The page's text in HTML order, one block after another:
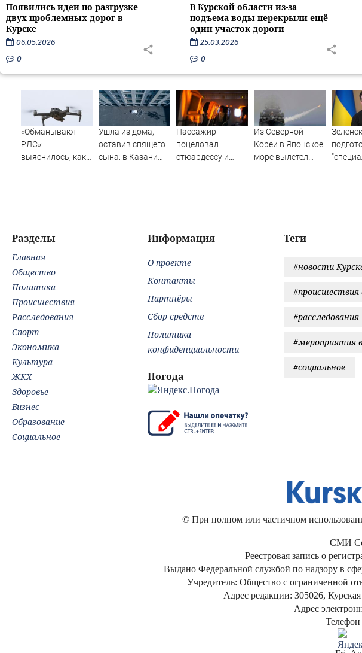
Появились идеи по разгрузке
двух проблемных дорог в
Курске
06.05.2026
0
В Курской области из-за
подъема воды перекрыли ещё
один участок дороги
25.03.2026
0
«Обманывают
РЛС»:
выяснилось, как
Ушла из дома,
оставив спящего
сына: в Казани
Пассажир
поцеловал
стюардессу и
Из Северной
Кореи в Японское
море вылетел
Теги
#новости
#происшествия
#расследования
#мероприятия
#социальное
Разделы
Главная
Общество
Политика
Происшествия
Расследования
Спорт
Экономика
Культура
ЖКХ
Здоровье
Бизнес
Образование
Социальное
Информация
О проекте
Контакты
Партнёры
Сбор средств
Политика
конфиденциальности
Погода
© При полном или частичном
СМИ
Реестровая запись о
Выдано Федеральной службой по надзору в
Учредитель: Общество с ограниченной
Адрес редакции: 305026,
Адрес
Телефон